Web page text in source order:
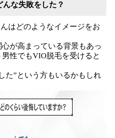
な失敗をした？
はどのようなイメージをお
が高まっている背景もあっ
性でもVIO脱毛を受けると
た”という方もいるかもしれ